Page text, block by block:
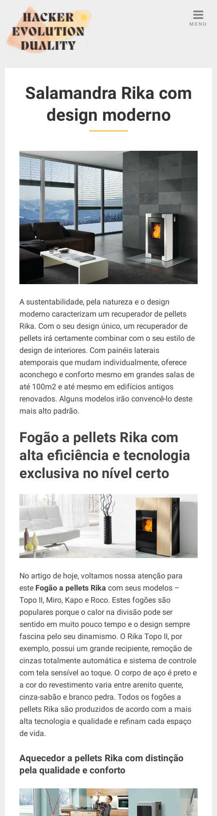
MENU
Salamandra Rika com
design moderno
A sustentabilidade, pela natureza e o design
moderno caracterizam um recuperador de pellets
Rika. Com o seu design único, um recuperador de
pellets irá certamente combinar com o seu estilo de
design de interiores. Com painéis laterais
atemporais que mudam individualmente, oferece
aconchego e conforto mesmo em grandes salas de
até 100m2 e até mesmo em edifícios antigos
renovados. Alguns modelos irão convencê-lo deste
mais alto padrão.
Fogão a pellets Rika com
alta eficiência e tecnologia
exclusiva no nível certo
No artigo de hoje, voltamos nossa atenção para
este Fogão a pellets Rika com seus modelos –
Topo II, Miro, Kapo e Roco. Estes fogões são
populares porque o calor na divisão pode ser
sentido em muito pouco tempo e o design sempre
fascina pelo seu dinamismo. O Rika Topo II, por
exemplo, possui um grande recipiente, remoção de
cinzas totalmente automática e sistema de controle
com tela sensível ao toque. O corpo de aço é preto e
a cor do revestimento varia entre arenito quente,
cinza-sabão e branco pedra. Todos os fogões a
pellets Rika são produzidos de acordo com a mais
alta tecnologia e qualidade e refinam cada espaço
de vida.
Aquecedor a pellets Rika com distinção
pela qualidade e conforto